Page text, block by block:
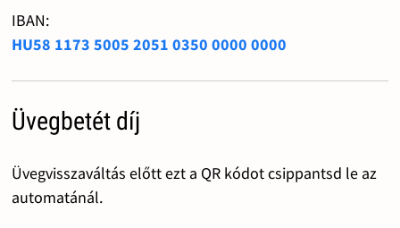
IBAN:
HU58 1173 5005 2051 0350 0000 0000
Üvegbetét díj
Üvegvisszaváltás előtt ezt a QR kódot csippantsd le az
automatánál.